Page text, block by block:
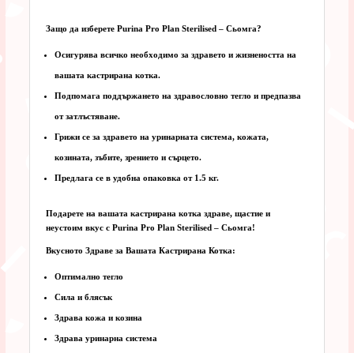
Защо да изберете Purina Pro Plan Sterilised – Сьомга?
Осигурява всичко необходимо за здравето и жизнеността на
вашата кастрирана котка.
Подпомага поддържането на здравословно тегло и предпазва
от затлъстяване.
Грижи се за здравето на уринарната система, кожата,
козината, зъбите, зрението и сърцето.
Предлага се в удобна опаковка от 1.5 кг.
Подарете на вашата кастрирана котка здраве, щастие и
неустоим вкус с Purina Pro Plan Sterilised – Сьомга!
Вкусното Здраве за Вашата Кастрирана Котка:
Оптимално тегло
Сила и блясък
Здрава кожа и козина
Здрава уринарна система